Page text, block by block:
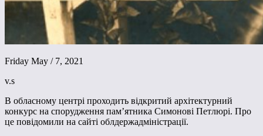
Friday May / 7, 2021
v.s
В обласному центрі проходить відкритий архітектурний
конкурс на спорудження пам’ятника Симонові Петлюрі. Про
це повідомили на сайті облдержадміністрації.